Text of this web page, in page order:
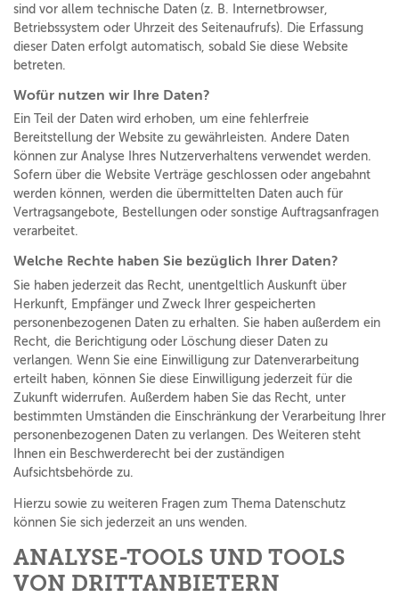
sind vor allem technische Daten (z. B. Internetbrowser,
Betriebssystem oder Uhrzeit des Seitenaufrufs). Die Erfassung
dieser Daten erfolgt automatisch, sobald Sie diese Website
betreten.
Wofür nutzen wir Ihre Daten?
Ein Teil der Daten wird erhoben, um eine fehlerfreie
Bereitstellung der Website zu gewährleisten. Andere Daten
können zur Analyse Ihres Nutzerverhaltens verwendet werden.
Sofern über die Website Verträge geschlossen oder angebahnt
werden können, werden die übermittelten Daten auch für
Vertragsangebote, Bestellungen oder sonstige Auftragsanfragen
verarbeitet.
Welche Rechte haben Sie bezüglich Ihrer Daten?
Sie haben jederzeit das Recht, unentgeltlich Auskunft über
Herkunft, Empfänger und Zweck Ihrer gespeicherten
personenbezogenen Daten zu erhalten. Sie haben außerdem ein
Recht, die Berichtigung oder Löschung dieser Daten zu
verlangen. Wenn Sie eine Einwilligung zur Datenverarbeitung
erteilt haben, können Sie diese Einwilligung jederzeit für die
Zukunft widerrufen. Außerdem haben Sie das Recht, unter
bestimmten Umständen die Einschränkung der Verarbeitung Ihrer
personenbezogenen Daten zu verlangen. Des Weiteren steht
Ihnen ein Beschwerderecht bei der zuständigen
Aufsichtsbehörde zu.
Hierzu sowie zu weiteren Fragen zum Thema Datenschutz
können Sie sich jederzeit an uns wenden.
ANALYSE-TOOLS UND TOOLS
VON DRITT­ANBIETERN